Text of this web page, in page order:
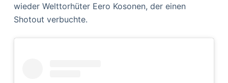
wieder Welttorhüter Eero Kosonen, der einen
Shotout verbuchte.